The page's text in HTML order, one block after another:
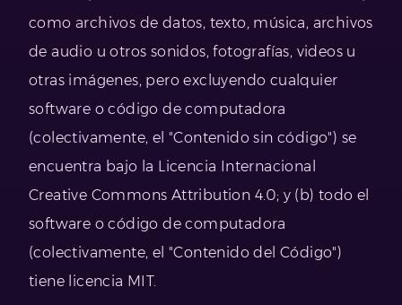
como archivos de datos, texto, música, archivos
de audio u otros sonidos, fotografías, videos u
otras imágenes, pero excluyendo cualquier
software o código de computadora
(colectivamente, el "Contenido sin código") se
encuentra bajo la Licencia Internacional
Creative Commons Attribution 4.0; y (b) todo el
software o código de computadora
(colectivamente, el "Contenido del Código")
tiene licencia MIT.